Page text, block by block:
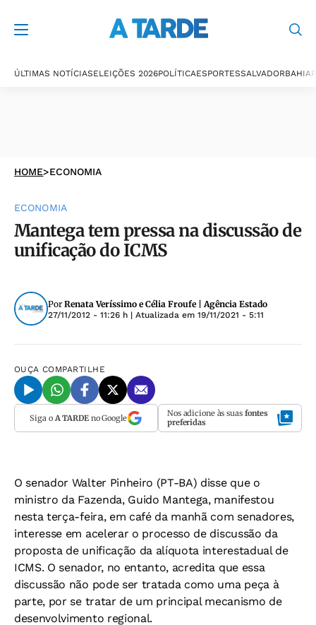
ÚLTIMAS NOTÍCIASELEIÇÕES 2026POLÍTICAESPORTESSALVADORBAHIA
HOME>ECONOMIA
ECONOMIA
Mantega tem pressa na discussão de
unificação do ICMS
Por Renata Veríssimo e Célia Froufe | Agência Estado
27/11/2012 - 11:26 h | Atualizada em 19/11/2021 - 5:11
OUÇA COMPARTILHE
Siga o A TARDEno Google Nos adicione às suas fontes
preferidas
O senador Walter Pinheiro (PT-BA) disse que o
ministro da Fazenda, Guido Mantega, manifestou
nesta terça-feira, em café da manhã com senadores,
interesse em acelerar o processo de discussão da
proposta de unificação da alíquota interestadual de
ICMS. O senador, no entanto, acredita que essa
discussão não pode ser tratada como uma peça à
parte, por se tratar de um principal mecanismo de
desenvolvimento regional.